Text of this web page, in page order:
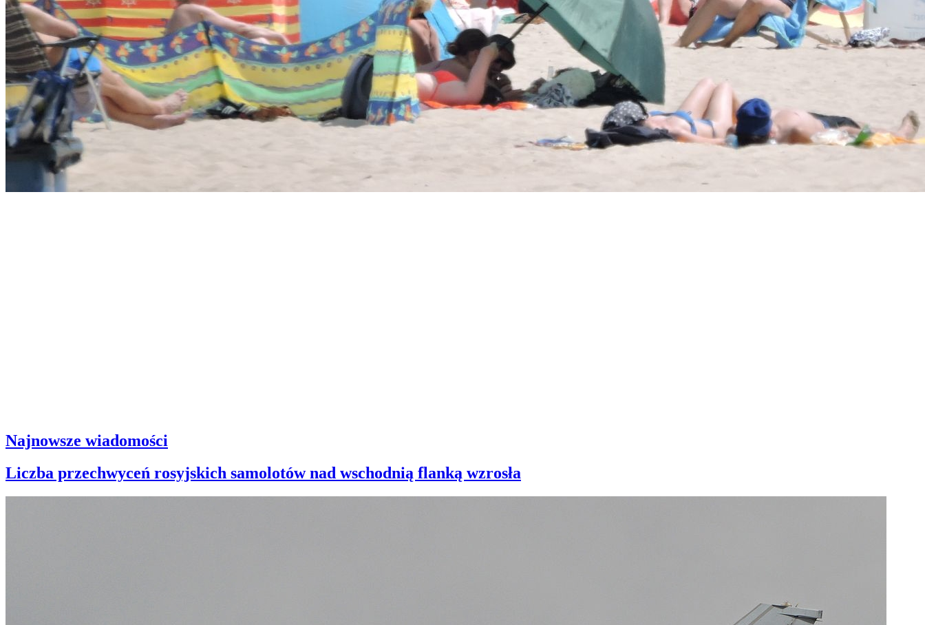
Najnowsze wiadomości
Liczba przechwyceń rosyjskich samolotów nad wschodnią flanką wzrosła